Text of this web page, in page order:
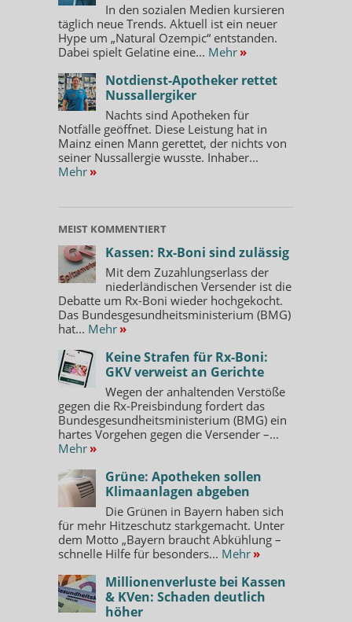
In den sozialen Medien kursieren
täglich neue Trends. Aktuell ist ein neuer
Hype um „Natural Ozempic“ entstanden.
Dabei spielt Gelatine eine... Mehr »
Notdienst-Apotheker rettet
Nussallergiker
Nachts sind Apotheken für
Notfälle geöffnet. Diese Leistung hat in
Mainz einen Mann gerettet, der nichts von
seiner Nussallergie wusste. Inhaber...
Mehr »
MEIST KOMMENTIERT
Kassen: Rx-Boni sind zulässig
Mit dem Zuzahlungserlass der
niederländischen Versender ist die
Debatte um Rx-Boni wieder hochgekocht.
Das Bundesgesundheitsministerium (BMG)
hat... Mehr »
Keine Strafen für Rx-Boni:
GKV verweist an Gerichte
Wegen der anhaltenden Verstöße
gegen die Rx-Preisbindung fordert das
Bundesgesundheitsministerium (BMG) ein
hartes Vorgehen gegen die Versender –...
Mehr »
Grüne: Apotheken sollen
Klimaanlagen abgeben
Die Grünen in Bayern haben sich
für mehr Hitzeschutz starkgemacht. Unter
dem Motto „Bayern braucht Abkühlung –
schnelle Hilfe für besonders... Mehr »
Millionenverluste bei Kassen
& KVen: Schaden deutlich
höher